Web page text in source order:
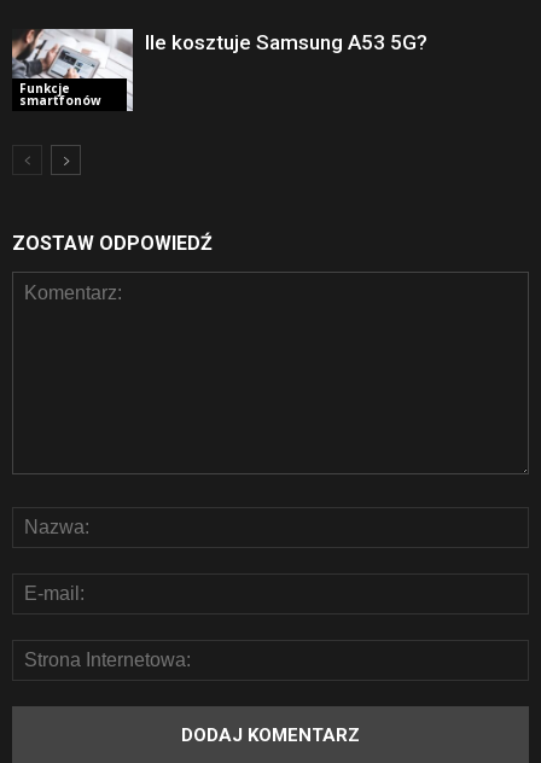
Funkcje
smartfonów
Ile kosztuje Samsung A53 5G?
ZOSTAW ODPOWIEDŹ